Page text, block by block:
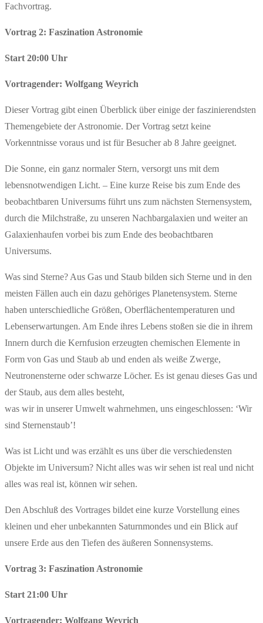
Fachvortrag.
Vortrag 2: Faszination Astronomie
Start 20:00 Uhr
Vortragender: Wolfgang Weyrich
Dieser Vortrag gibt einen Überblick über einige der faszinierendsten
Themengebiete der Astronomie. Der Vortrag setzt keine
Vorkenntnisse voraus und ist für Besucher ab 8 Jahre geeignet.
Die Sonne, ein ganz normaler Stern, versorgt uns mit dem
lebensnotwendigen Licht. – Eine kurze Reise bis zum Ende des
beobachtbaren Universums führt uns zum nächsten Sternensystem,
durch die Milchstraße, zu unseren Nachbargalaxien und weiter an
Galaxienhaufen vorbei bis zum Ende des beobachtbaren
Universums.
Was sind Sterne? Aus Gas und Staub bilden sich Sterne und in den
meisten Fällen auch ein dazu gehöriges Planetensystem. Sterne
haben unterschiedliche Größen, Oberflächentemperaturen und
Lebenserwartungen. Am Ende ihres Lebens stoßen sie die in ihrem
Innern durch die Kernfusion erzeugten chemischen Elemente in
Form von Gas und Staub ab und enden als weiße Zwerge,
Neutronensterne oder schwarze Löcher. Es ist genau dieses Gas und
der Staub, aus dem alles besteht,
was wir in unserer Umwelt wahrnehmen, uns eingeschlossen: ‘Wir
sind Sternenstaub’!
Was ist Licht und was erzählt es uns über die verschiedensten
Objekte im Universum? Nicht alles was wir sehen ist real und nicht
alles was real ist, können wir sehen.
Den Abschluß des Vortrages bildet eine kurze Vorstellung eines
kleinen und eher unbekannten Saturnmondes und ein Blick auf
unsere Erde aus den Tiefen des äußeren Sonnensystems.
Vortrag 3: Faszination Astronomie
Start 21:00 Uhr
Vortragender: Wolfgang Weyrich